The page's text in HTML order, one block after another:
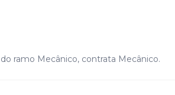
ramo Mecânico, contrata Mecânico.